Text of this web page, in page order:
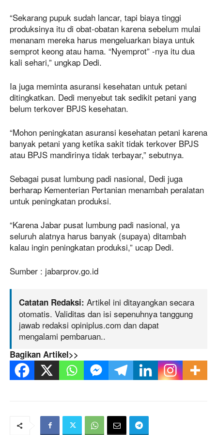
“Sekarang pupuk sudah lancar, tapi biaya tinggi
produksinya itu di obat-obatan karena sebelum mulai
menanam mereka harus mengeluarkan biaya untuk
semprot keong atau hama. “Nyemprot” -nya itu dua
kali sehari,” ungkap Dedi.
Ia juga meminta asuransi kesehatan untuk petani
ditingkatkan. Dedi menyebut tak sedikit petani yang
belum terkover BPJS kesehatan.
“Mohon peningkatan asuransi kesehatan petani karena
banyak petani yang ketika sakit tidak terkover BPJS
atau BPJS mandirinya tidak terbayar,” sebutnya.
Sebagai pusat lumbung padi nasional, Dedi juga
berharap Kementerian Pertanian menambah peralatan
untuk peningkatan produksi.
“Karena Jabar pusat lumbung padi nasional, ya
seluruh alatnya harus banyak (supaya) ditambah
kalau ingin peningkatan produksi,” ucap Dedi.
Sumber : jabarprov.go.id
Catatan Redaksi: Artikel ini ditayangkan secara
otomatis. Validitas dan isi sepenuhnya tanggung
jawab redaksi opiniplus.com dan dapat
mengalami pembaruan..
Bagikan Artikel>>